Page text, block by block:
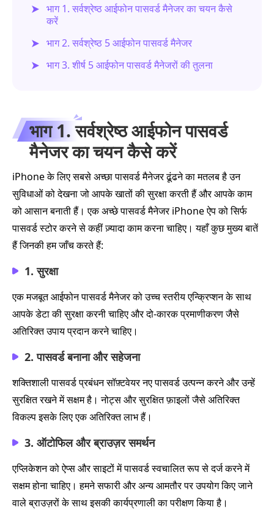
भाग 1. सर्वश्रेष्ठ आईफोन पासवर्ड मैनेजर का चयन कैसे
करें
भाग 2. सर्वश्रेष्ठ 5 आईफोन पासवर्ड मैनेजर
भाग 3. शीर्ष 5 आईफोन पासवर्ड मैनेजरों की तुलना
भाग 1. सर्वश्रेष्ठ आईफोन पासवर्ड
मैनेजर का चयन कैसे करें
iPhone के लिए सबसे अच्छा पासवर्ड मैनेजर ढूंढने का मतलब है उन
सुविधाओं को देखना जो आपके खातों की सुरक्षा करती हैं और आपके काम
को आसान बनाती हैं। एक अच्छे पासवर्ड मैनेजर iPhone ऐप को सिर्फ
पासवर्ड स्टोर करने से कहीं ज़्यादा काम करना चाहिए। यहाँ कुछ मुख्य बातें
हैं जिनकी हम जाँच करते हैं:
1. सुरक्षा
एक मजबूत आईफोन पासवर्ड मैनेजर को उच्च स्तरीय एन्क्रिप्शन के साथ
आपके डेटा की सुरक्षा करनी चाहिए और दो-कारक प्रमाणीकरण जैसे
अतिरिक्त उपाय प्रदान करने चाहिए।
2. पासवर्ड बनाना और सहेजना
शक्तिशाली पासवर्ड प्रबंधन सॉफ़्टवेयर नए पासवर्ड उत्पन्न करने और उन्हें
सुरक्षित रखने में सक्षम है। नोट्स और सुरक्षित फ़ाइलों जैसे अतिरिक्त
विकल्प इसके लिए एक अतिरिक्त लाभ हैं।
3. ऑटोफिल और ब्राउज़र समर्थन
एप्लिकेशन को ऐप्स और साइटों में पासवर्ड स्वचालित रूप से दर्ज करने में
सक्षम होना चाहिए। हमने सफारी और अन्य आमतौर पर उपयोग किए जाने
वाले ब्राउज़रों के साथ इसकी कार्यप्रणाली का परीक्षण किया है।